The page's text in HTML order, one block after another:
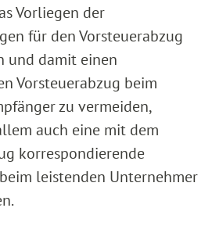
Vorliegen der
für den Vorsteuerabzug
und damit einen
Vorsteuerabzug beim
zu vermeiden,
auch eine mit dem
korrespondierende
leistenden Unternehmer